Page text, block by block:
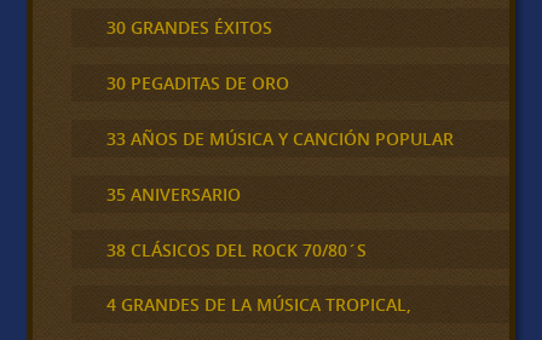
30 GRANDES ÉXITOS
30 PEGADITAS DE ORO
33 AÑOS DE MÚSICA Y CANCIÓN POPULAR
35 ANIVERSARIO
38 CLÁSICOS DEL ROCK 70/80´S
4 GRANDES DE LA MÚSICA TROPICAL,